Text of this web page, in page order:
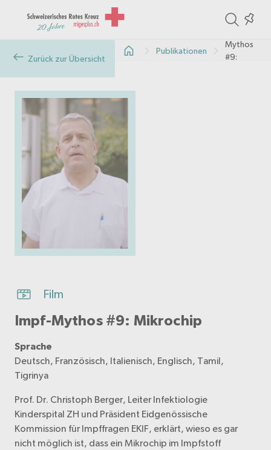
Zurück zur Übersicht
Publikationen
Mythos
#9:
Film
Impf-Mythos #9: Mikrochip
Sprache
Deutsch, Französisch, Italienisch, Englisch, Tamil,
Tigrinya
Prof. Dr. Christoph Berger, Leiter Infektiologie
Kinderspital ZH und Präsident Eidgenössische
Kommission für Impffragen EKIF, erklärt, wieso es gar
nicht möglich ist, dass ein Mikrochip im Impfstoff